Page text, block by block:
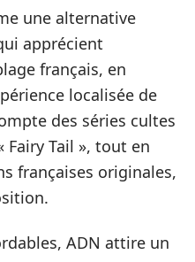
une alternative
apprécient
français, en
localisée de
des séries cultes
Fairy Tail », tout en
françaises originales,
ADN attire un